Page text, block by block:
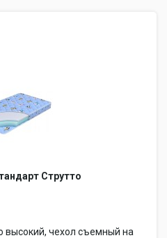
Струтто
высокий, чехол съемный на